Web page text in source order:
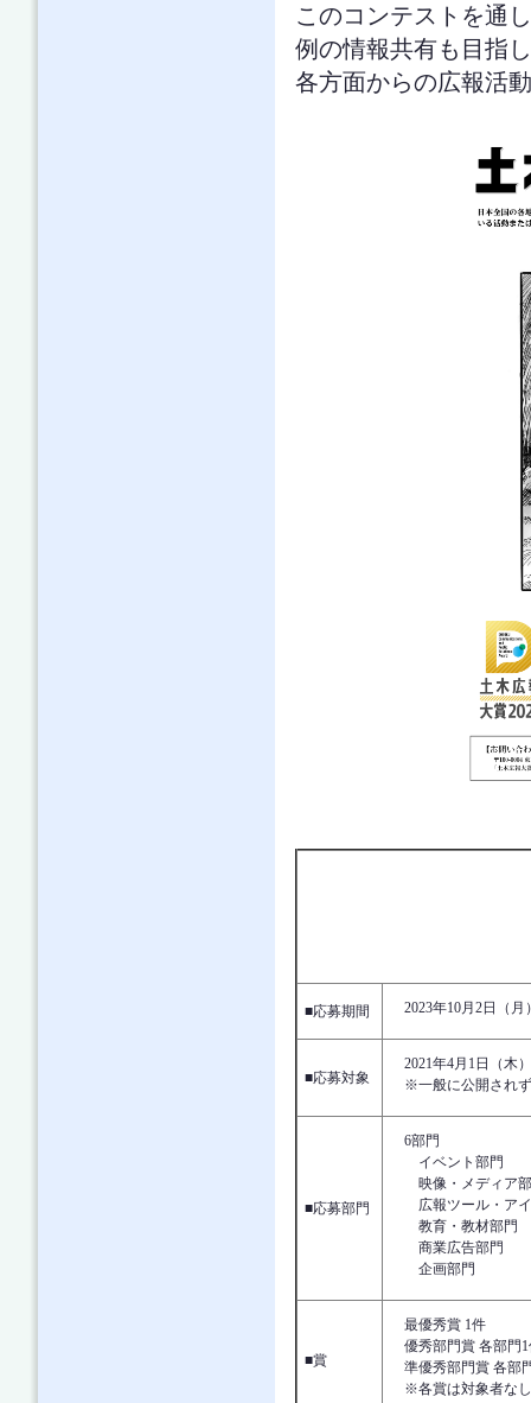
このコンテストを通
例の情報共有も目指
各方面からの広報活
■応募期間 2023年10
■応募対象
2021年4月1日（木
※一般に公開されず
■応募部門
6部門
イベント部門
映像・メディア
広報ツール・アイ
教育・教材部門
商業広告部門
企画部門
■賞
最優秀賞 1件
優秀部門賞 各部門1
準優秀部門賞 各部
※各賞は対象者な